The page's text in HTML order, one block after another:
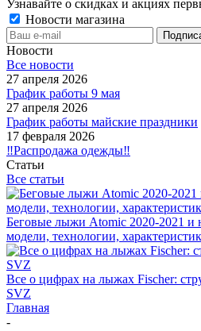
Узнавайте о скидках и акциях
Новости магазина
Новости
Все новости
27 апреля 2026
График работы 9 мая
27 апреля 2026
График работы майские праздники
17 февраля 2026
‼️Распродажа одежды‼️
Статьи
Все статьи
Беговые лыжи Atomic 2020-2021 и
модели, технологии,
Все о цифрах на лыжах Fischer:
SVZ
Главная
-